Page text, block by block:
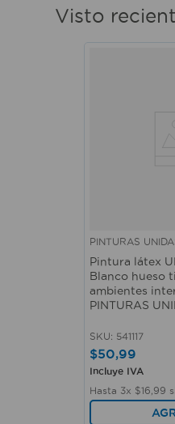
Visto
PINTURAS
Pintura látex
Blanco hueso
ambientes
PINTURAS
SKU: 541117
$50,99
Incluye IVA
Hasta 3x $16 99